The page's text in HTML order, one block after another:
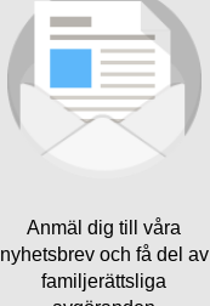
Anmäl dig till våra
nyhetsbrev och få del av
familjerättsliga